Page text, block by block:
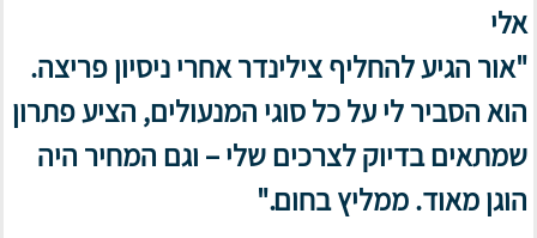
אלי
"אור הגיע להחליף צילינדר אחרי ניסיון פריצה.
הוא הסביר לי על כל סוגי המנעולים, הציע פתרון
שמתאים בדיוק לצרכים שלי – וגם המחיר היה
הוגן מאוד. ממליץ בחום."